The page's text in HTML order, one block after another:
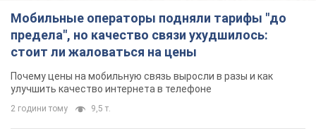
Мобильные операторы подняли тарифы "до
предела", но качество связи ухудшилось:
стоит ли жаловаться на цены
Почему цены на мобильную связь выросли в разы и как
улучшить качество интернета в телефоне
2 години тому 9,5 т.